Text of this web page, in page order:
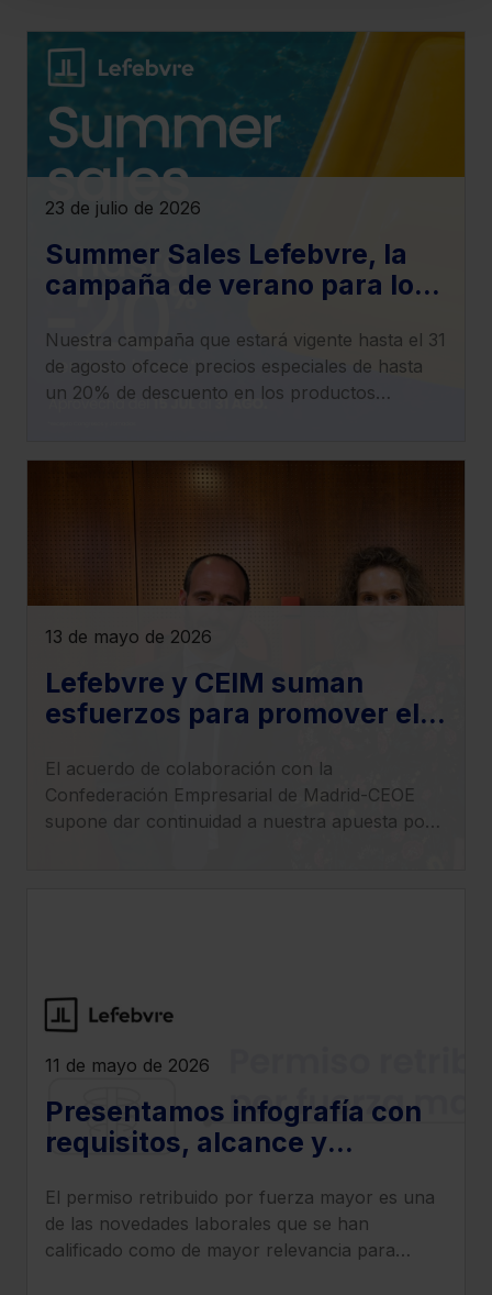
imprescindibles.
También puedes
configurar
las cookies y
seleccionar solo aquellas que quieras permitir en tu
navegador. Si no seleccionas ninguna utilizaremos las
que sean indispensables para la navegación.
23 de julio de 2026
Summer Sales Lefebvre, la
campaña de verano para los
Nuestra campaña que estará vigente hasta el 31
de agosto ofcece precios especiales de hasta
un 20% de descuento en los productos
13 de mayo de 2026
Lefebvre y CEIM suman
esfuerzos para promover el
y la innovación tecnológica
en las empresas
El acuerdo de colaboración con la
Confederación Empresarial de Madrid-CEOE
supone dar continuidad a nuestra apuesta por
11 de mayo de 2026
Presentamos infografía con
requisitos, alcance y
incumplimiento del permiso
retribuido por fuerza mayor
El permiso retribuido por fuerza mayor es una
de las novedades laborales que se han
calificado como de mayor relevancia para